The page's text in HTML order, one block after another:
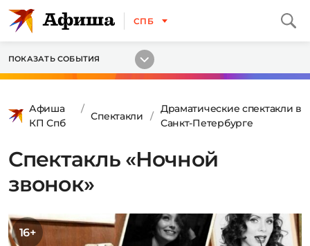
СПБ
ПОКАЗАТЬ СОБЫТИЯ
Афиша
КП Спб
Спектакли
Драматические спектакли в
Санкт-Петербурге
Спектакль «Ночной
звонок»
16+